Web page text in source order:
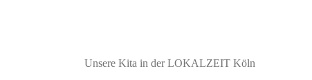
Unsere Kita in der LOKALZEIT Köln